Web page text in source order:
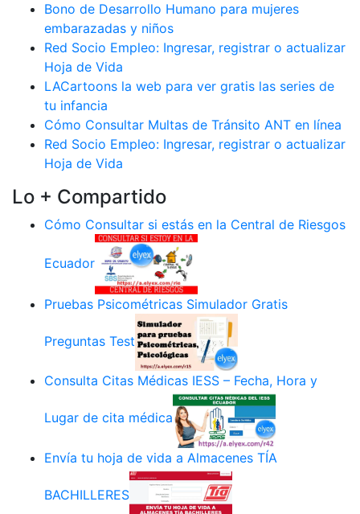
Bono de Desarrollo Humano para mujeres
embarazadas y niños
Red Socio Empleo: Ingresar, registrar o actualizar
Hoja de Vida
LACartoons la web para ver gratis las series de
tu infancia
Cómo Consultar Multas de Tránsito ANT en línea
Red Socio Empleo: Ingresar, registrar o actualizar
Hoja de Vida
Lo + Compartido
Cómo Consultar si estás en la Central de Riesgos
Ecuador
Pruebas Psicométricas Simulador Gratis
Preguntas Test
Consulta Citas Médicas IESS – Fecha, Hora y
Lugar de cita médica
Envía tu hoja de vida a Almacenes TÍA
BACHILLERES